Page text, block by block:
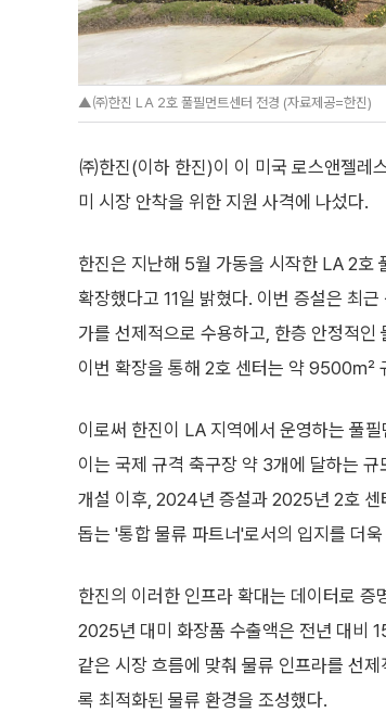
▲㈜한진 LA 2호 풀필먼트센터 전경 (자료제공=한진)
㈜한진(이하 한진)이 이 미국 로스앤젤레
미 시장 안착을 위한 지원 사격에 나섰다.
한진은 지난해 5월 가동을 시작한 LA 2호
확장했다고 11일 밝혔다. 이번 증설은 최
가를 선제적으로 수용하고, 한층 안정적
이번 확장을 통해 2호 센터는 약 9500㎡
이로써 한진이 LA 지역에서 운영하는 풀
이는 국제 규격 축구장 약 3개에 달하는
개설 이후, 2024년 증설과 2025년 2호 센
돕는 '통합 물류 파트너'로서의 입지를 더
한진의 이러한 인프라 확대는 데이터로
2025년 대미 화장품 수출액은 전년 대비
같은 시장 흐름에 맞춰 물류 인프라를 선
록 최적화된 물류 환경을 조성했다.